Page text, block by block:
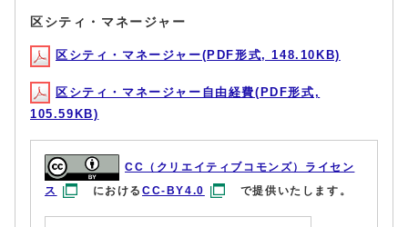
区シティ・マネージャー
区シティ・マネージャー(PDF形式, 148.10KB)
区シティ・マネージャー自由経費(PDF形式,
105.59KB)
CC（クリエイティブコモンズ）ライセン
ス
におけるCC-BY4.0 で提供いたします。